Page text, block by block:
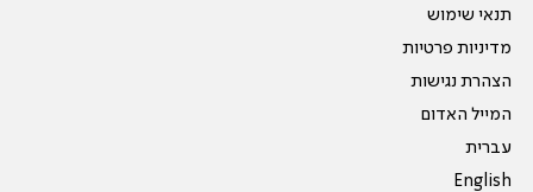
תנאי שימוש
מדיניות פרטיות
הצהרת נגישות
המייל האדום
עברית
English